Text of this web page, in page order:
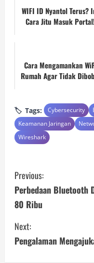
WIFI ID Nyantol Terus?
Cara Jitu Masuk Portal!
Cara Mengamankan
Rumah Agar Tidak
Tags: Cybersecurity
Keamanan Jaringan
Wireshark
C
o
n
t
i
Previous:
Perbedaan Bluetooth
80 Ribu
Next:
Pengalaman